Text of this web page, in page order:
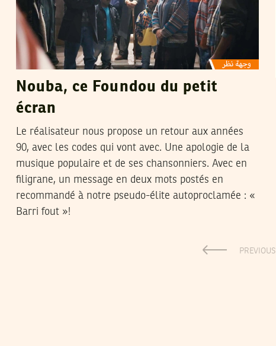
Nouba, ce Foundou du petit
écran
Le réalisateur nous propose un retour aux années
90, avec les codes qui vont avec. Une apologie de la
musique populaire et de ses chansonniers. Avec en
filigrane, un message en deux mots postés en
recommandé à notre pseudo-élite autoproclamée : «
Barri fout »!
PREVIOUS